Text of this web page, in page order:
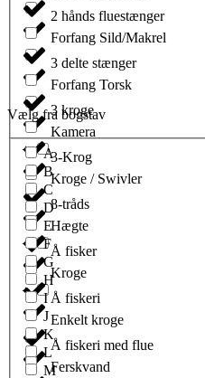
Forfang Sild/Makrel
Forfang Torsk
Kamera
Kroge / Swivler
Hægte
Kroge
Enkelt kroge
Ferskvand
2 hånds fluestænger
3 delte stænger
3 kroge
3-Krog
8-tråds
Å fisker
Å fiskeri
Å fiskeri med flue
Vælg fra bogstav
A
B
C
D
E
F
G
H
I
J
K
L
M